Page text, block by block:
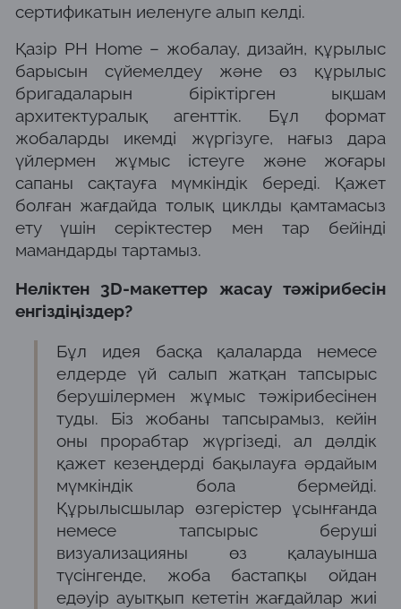
сертификатын иеленуге алып келді.
Қазір PH Home – жобалау, дизайн, құрылыс
барысын сүйемелдеу және өз құрылыс
бригадаларын біріктірген ықшам
архитектуралық агенттік. Бұл формат
жобаларды икемді жүргізуге, нағыз дара
үйлермен жұмыс істеуге және жоғары
сапаны сақтауға мүмкіндік береді. Қажет
болған жағдайда толық циклды қамтамасыз
ету үшін серіктестер мен тар бейінді
мамандарды тартамыз.
Неліктен 3D-макеттер жасау тәжірибесін
енгіздіңіздер?
Бұл идея басқа қалаларда немесе
елдерде үй салып жатқан тапсырыс
берушілермен жұмыс тәжірибесінен
туды. Біз жобаны тапсырамыз, кейін
оны прорабтар жүргізеді, ал дәлдік
қажет кезеңдерді бақылауға әрдайым
мүмкіндік бола бермейді.
Құрылысшылар өзгерістер ұсынғанда
немесе тапсырыс беруші
визуализацияны өз қалауынша
түсінгенде, жоба бастапқы ойдан
едәуір ауытқып кететін жағдайлар жиі